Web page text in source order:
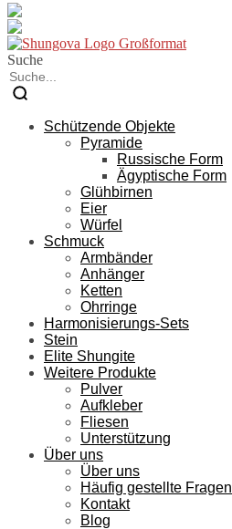
Suche
Schützende Objekte
Pyramide
Russische Form
Ägyptische Form
Glühbirnen
Eier
Würfel
Schmuck
Armbänder
Anhänger
Ketten
Ohrringe
Harmonisierungs-Sets
Stein
Elite Shungite
Weitere Produkte
Pulver
Aufkleber
Fliesen
Unterstützung
Über uns
Über uns
Häufig gestellte Fragen
Kontakt
Blog